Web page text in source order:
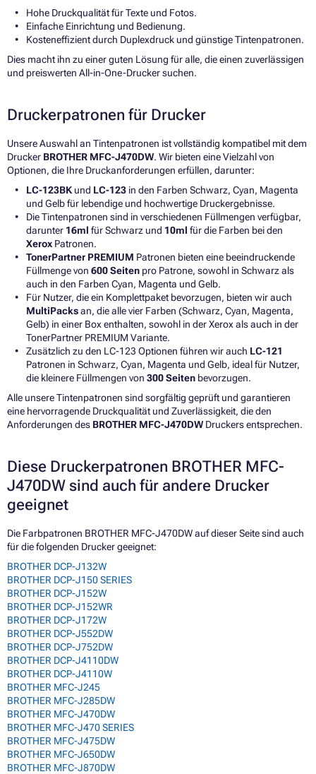
Hohe Druckqualität für Texte und Fotos.
Einfache Einrichtung und Bedienung.
Kosteneffizient durch Duplexdruck und günstige Tintenpatronen.
Dies macht ihn zu einer guten Lösung für alle, die einen zuverlässigen
und preiswerten All-in-One-Drucker suchen.
Druckerpatronen für Drucker
Unsere Auswahl an Tintenpatronen ist vollständig kompatibel mit dem
Drucker BROTHER MFC-J470DW. Wir bieten eine Vielzahl von
Optionen, die Ihre Druckanforderungen erfüllen, darunter:
LC-123BK und LC-123 in den Farben Schwarz, Cyan, Magenta
und Gelb für lebendige und hochwertige Druckergebnisse.
Die Tintenpatronen sind in verschiedenen Füllmengen verfügbar,
darunter 16ml für Schwarz und 10ml für die Farben bei den
Xerox Patronen.
TonerPartner PREMIUM Patronen bieten eine beeindruckende
Füllmenge von 600 Seiten pro Patrone, sowohl in Schwarz als
auch in den Farben Cyan, Magenta und Gelb.
Für Nutzer, die ein Komplettpaket bevorzugen, bieten wir auch
MultiPacksan, die alle vier Farben (Schwarz, Cyan, Magenta,
Gelb) in einer Box enthalten, sowohl in der Xerox als auch in der
TonerPartner PREMIUM Variante.
Zusätzlich zu den LC-123 Optionen führen wir auch LC-121
Patronen in Schwarz, Cyan, Magenta und Gelb, ideal für Nutzer,
die kleinere Füllmengen von 300 Seiten bevorzugen.
Alle unsere Tintenpatronen sind sorgfältig geprüft und garantieren
eine hervorragende Druckqualität und Zuverlässigkeit, die den
Anforderungen des BROTHER MFC-J470DW Druckers entsprechen.
Diese Druckerpatronen BROTHER MFC-
J470DW sind auch für andere Drucker
geeignet
Die Farbpatronen BROTHER MFC-J470DW auf dieser Seite sind auch
für die folgenden Drucker geeignet:
BROTHER DCP-J132W
BROTHER DCP-J150 SERIES
BROTHER DCP-J152W
BROTHER DCP-J152WR
BROTHER DCP-J172W
BROTHER DCP-J552DW
BROTHER DCP-J752DW
BROTHER DCP-J4110DW
BROTHER DCP-J4110W
BROTHER MFC-J245
BROTHER MFC-J285DW
BROTHER MFC-J470DW
BROTHER MFC-J470 SERIES
BROTHER MFC-J475DW
BROTHER MFC-J650DW
BROTHER MFC-J870DW